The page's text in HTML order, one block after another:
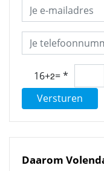
16+ =*
Versturen
Daarom